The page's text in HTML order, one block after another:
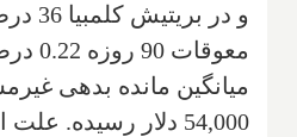
و در
میانگین مانده بدهی
54,000 دلار رسیده.